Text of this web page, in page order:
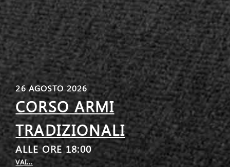
26 AGOSTO 2026
CORSO ARMI
TRADIZIONALI
ALLE ORE 18:00
VAI...